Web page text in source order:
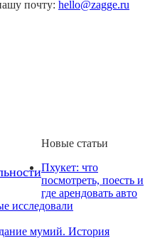
почту: hello@zagge.ru
Новые статьи
Пхукет: что
посмотреть, поесть и
где арендовать авто
исследовали
мумий. История